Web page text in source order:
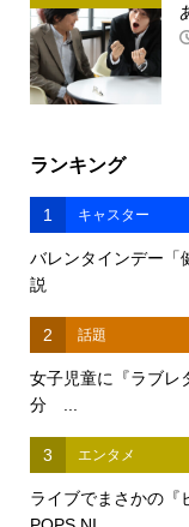
ランキング
1 キャスター
バレンタインデー「
説
2 話題
女子児童に『ラブ
分 ...
3 エンタメ
ライブでまさかの